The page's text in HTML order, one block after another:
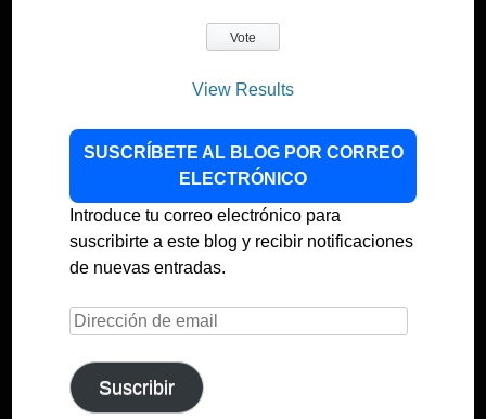
View Results
SUSCRÍBETE AL BLOG POR CORREO
ELECTRÓNICO
Introduce tu correo electrónico para
suscribirte a este blog y recibir notificaciones
de nuevas entradas.
Dirección
email
Suscribir